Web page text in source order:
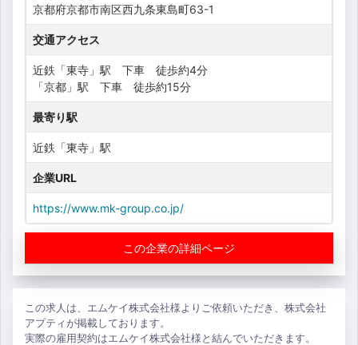
京都府京都市南区西九条東島町63-1
交通アクセス
近鉄「東寺」駅 下車 徒歩約4分
「京都」駅 下車 徒歩約15分
最寄り駅
近鉄「東寺」駅
企業URL
https://www.mk-group.co.jp/
この企業の詳細ページ
この求人は、エムケイ株式会社様よりご依頼いただき、株式会社
アプティが掲載しております。
実際の雇用契約はエムケイ株式会社様と結んでいただきます。